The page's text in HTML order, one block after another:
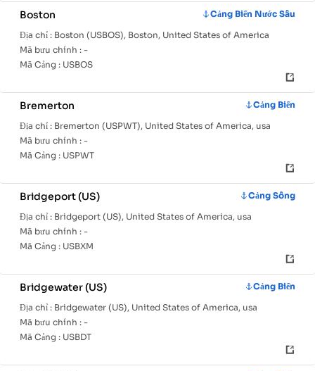
Boston
Cảng Biển Nước Sâu
Địa chỉ : Boston (USBOS), Boston, United States of America
Mã bưu chính : -
Mã Cảng : USBOS
Bremerton
Cảng Biển
Địa chỉ : Bremerton (USPWT), United States of America, usa
Mã bưu chính : -
Mã Cảng : USPWT
Bridgeport (US)
Cảng Sông
Địa chỉ : Bridgeport (US), United States of America, usa
Mã bưu chính : -
Mã Cảng : USBXM
Bridgewater (US)
Cảng Biển
Địa chỉ : Bridgewater (US), United States of America, usa
Mã bưu chính : -
Mã Cảng : USBDT
chủ
quốc
gia
tin
Với một mạng lưới toàn diện 393 cổng, United States tự hào
sở hạ tầng hàng hải mạnh mẽ. Các trung tâm chính như
Aberdeen, Aberdeen (US), Adak đóng vai trò quan trọng